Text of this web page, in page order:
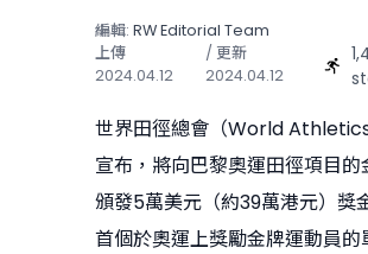
編輯: RW Editorial Team
上傳
2024.04.12
/ 更新
2024.04.12
世界田徑總會（World
宣布，將向巴黎奧運田徑項目的
頒發5萬美元（約39萬港元）獎
首個於奧運上獎勵金牌運動員的